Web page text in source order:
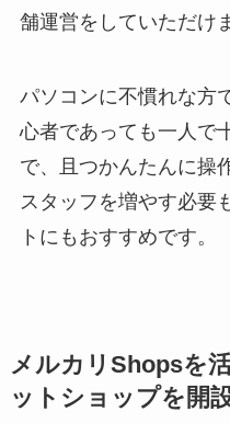
舗運営をしていただけ
パソコンに不慣れな方
心者であっても一人で
で、且つかんたんに操
スタッフを増やす必要
トにもおすすめです。
メルカリShopsを
ットショップを開